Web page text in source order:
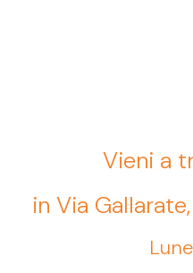
Vieni a
in Via